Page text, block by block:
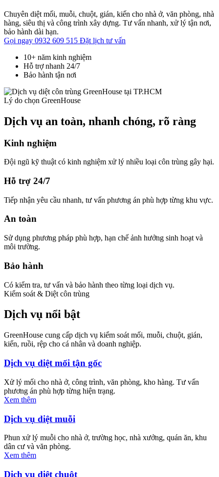
Chuyên diệt mối, muỗi, chuột, gián, kiến cho nhà ở, văn phòng, nhà
hàng, siêu thị và công trình xây dựng. Tư vấn nhanh, xử lý tận nơi,
bảo hành dài hạn.
Gọi ngay 0932 609 515 Đặt lịch tư vấn
10+ năm kinh nghiệm
Hỗ trợ nhanh 24/7
Bảo hành tận nơi
Lý do chọn GreenHouse
Dịch vụ an toàn, nhanh chóng, rõ ràng
Kinh nghiệm
Đội ngũ kỹ thuật có kinh nghiệm xử lý nhiều loại côn trùng gây hại.
Hỗ trợ 24/7
Tiếp nhận yêu cầu nhanh, tư vấn phương án phù hợp từng khu vực.
An toàn
Sử dụng phương pháp phù hợp, hạn chế ảnh hưởng sinh hoạt và
môi trường.
Bảo hành
Có kiểm tra, tư vấn và bảo hành theo từng loại dịch vụ.
Kiểm soát & Diệt côn trùng
Dịch vụ nổi bật
GreenHouse cung cấp dịch vụ kiểm soát mối, muỗi, chuột, gián,
kiến, ruồi, rệp cho cá nhân và doanh nghiệp.
Dịch vụ diệt mối tận gốc
Xử lý mối cho nhà ở, công trình, văn phòng, kho hàng. Tư vấn
phương án phù hợp từng hiện trạng.
Xem thêm
Dịch vụ diệt muỗi
Phun xử lý muỗi cho nhà ở, trường học, nhà xưởng, quán ăn, khu
dân cư và văn phòng.
Xem thêm
Dịch vụ diệt chuột